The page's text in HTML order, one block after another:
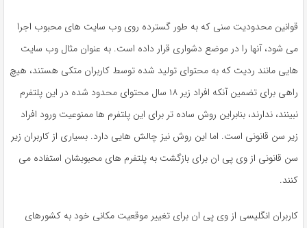
قوانین محدودیت سنی که به طور گسترده روی وب سایت های محبوب اجرا
می شود، آنها را در موضع دشواری قرار داده است. به عنوان مثال وب سایت
هایی مانند ردیت که به محتوای تولید شده توسط کاربران متکی هستند، هیچ
راهی برای تضمین آنکه افراد زیر ۱۸ سال محتوای محدود شده در این پلتفرم
نبینند، ندارند، بنابراین روش ساده تر برای این پلتفرم ها ممنوعیت ورود افراد
زیر سن قانونی است. اما این روش نیز چالش هایی دارد. بسیاری از کاربران زیر
سن قانونی از وی پی ان برای بازگشت به پلتفرم های محبوبشان استفاده می
کنند.
کاربران انگلیسی از وی پی ان برای تغییر موقعیت مکانی خود به کشورهای